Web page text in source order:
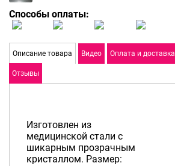
Способы оплаты:
Описание товара Видео Оплата и доставка
Отзывы
Изготовлен из
медицинской стали с
шикарным прозрачным
кристаллом. Размер: